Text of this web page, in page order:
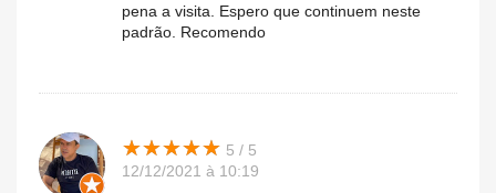
pena a visita. Espero que continuem neste
padrão. Recomendo
★★★★★
★★★★★ 5 / 5
12/12/2021 à 10:19